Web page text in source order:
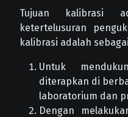
Tujuan kalibrasi
ketertelusuran
kalibrasi adalah
Untuk
diterapkan di
laboratorium dan
Dengan